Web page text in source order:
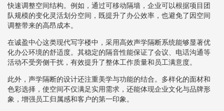
快速调整空间结构。例如，通过可移动隔墙，企业可以根据项目团
队规模的变化灵活划分空间，既提升了办公效率，也避免了因空间
调整带来的高昂成本。
在诚盈中心这类现代写字楼中，采用高效声学隔断系统能够显著优
化办公环境的舒适度。其稳定的隔音性能保证了会议、电话沟通等
活动不受旁侧干扰，有效提升了整体工作质量和员工满意度。
此外，声学隔断的设计还注重美学与功能的结合。多样化的面材和
色彩选择，使空间不仅满足实用需求，还能体现企业文化与品牌形
象，增强员工归属感和客户的第一印象。